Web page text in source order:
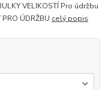
VELIKOSTÍ Pro údržbu
ÚDRŽBU celý popis